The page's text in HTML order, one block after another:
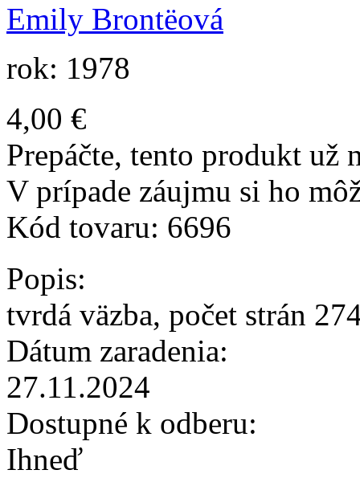
Emily Brontëová
rok: 1978
4,00 €
Prepáčte, tento produkt už
V prípade záujmu si ho
Kód tovaru: 6696
Popis:
tvrdá väzba, počet strán
Dátum zaradenia:
27.11.2024
Dostupné k odberu:
Ihneď